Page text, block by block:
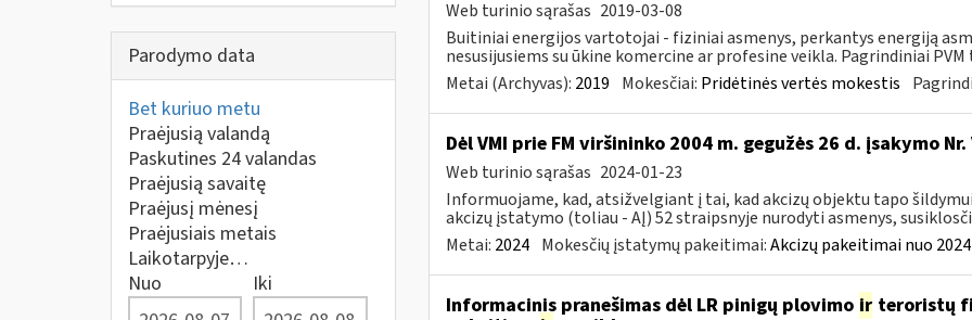
Parodymo data
Bet kuriuo metu
Praėjusią valandą
Paskutines 24 valandas
Praėjusią savaitę
Praėjusį mėnesį
Praėjusiais metais
Laikotarpyje…
Nuo
Iki
Web turinio sąrašas 2019-03-08
Buitiniai energijos vartotojai - fiziniai asmenys, perkantys energiją
nesusijusiems su ūkine komercine ar profesine veikla. Pagrindiniai PVM
Metai (Archyvas): 2019 Mokesčiai: Pridėtinės vertės mokestis
Dėl VMI prie FM viršininko 2004 m. gegužės 26 d. įsakymo
Web turinio sąrašas 2024-01-23
Informuojame, kad, atsižvelgiant į tai, kad akcizų objektu tapo
akcizų įstatymo (toliau - AĮ) 52 straipsnyje nurodyti asmenys,
Metai: 2024 Mokesčių įstatymų pakeitimai:Akcizų pakeitimai nuo
Informacinis pranešimas dėl LR pinigų plovimo irteroristų